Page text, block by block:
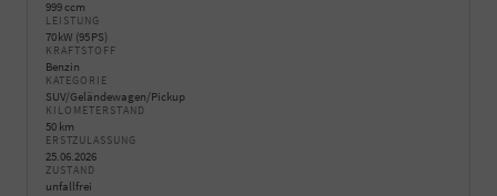
999 ccm
LEISTUNG
70 kW (95 PS)
KRAFTSTOFF
Benzin
KATEGORIE
SUV/Geländewagen/Pickup
KILOMETERSTAND
50 km
ERSTZULASSUNG
25.06.2026
ZUSTAND
unfallfrei